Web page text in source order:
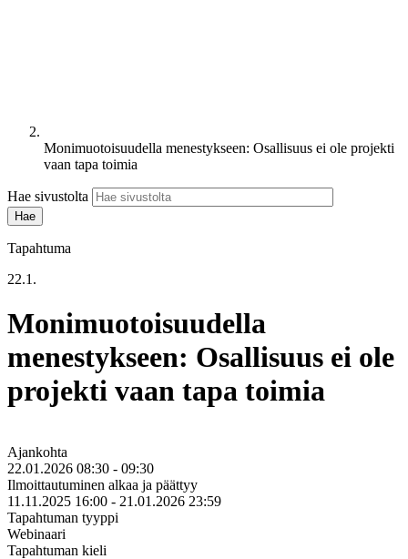
Monimuotoisuudella menestykseen: Osallisuus ei ole projekti
vaan tapa toimia
Hae sivustolta
Tapahtuma
22.1.
Monimuotoisuudella
menestykseen: Osallisuus ei ole
projekti vaan tapa toimia
Ajankohta
22.01.2026 08:30 - 09:30
Ilmoittautuminen alkaa ja päättyy
11.11.2025 16:00 - 21.01.2026 23:59
Tapahtuman tyyppi
Webinaari
Tapahtuman kieli